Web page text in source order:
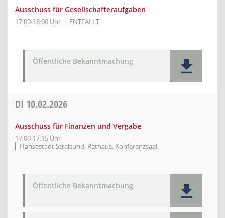
Ausschuss für Gesellschafteraufgaben
17:00-18:00 Uhr ENTFÄLLT
Öffentliche Bekanntmachung
DI 10.02.2026
Ausschuss für Finanzen und Vergabe
17:00-17:15 Uhr
Hansestadt Stralsund, Rathaus, Konferenzsaal
Öffentliche Bekanntmachung